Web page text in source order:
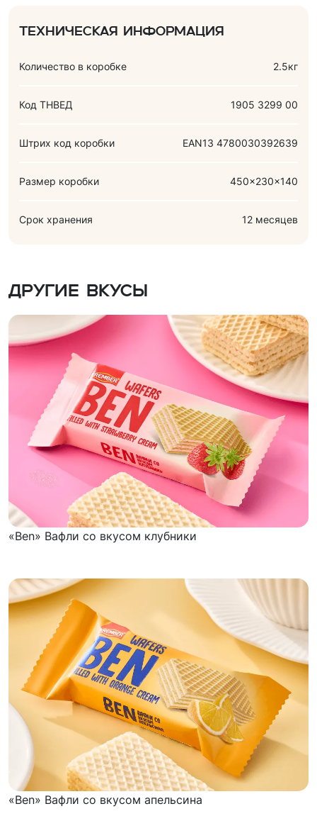
Техническая информация
Количество в коробке 2.5кг
Код ТНВЕД 1905 3299 00
Штрих код коробки EAN13 4780030392639
Размер коробки 450x230x140
Срок хранения 12 месяцев
Другие вкусы
«Ben» Вафли со вкусом клубники
«Ben» Вафли со вкусом апельсина